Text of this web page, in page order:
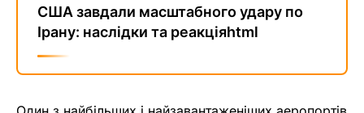
США завдали масштабного удару по
Ірану: наслідки та реакціяhtml